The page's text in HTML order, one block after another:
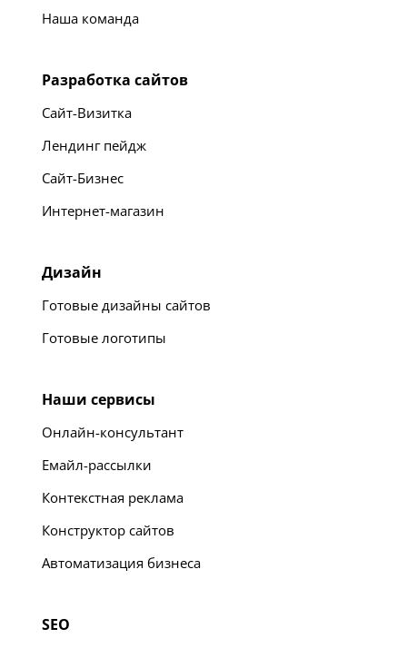
Наша команда
Разработка сайтов
Сайт-Визитка
Лендинг пейдж
Сайт-Бизнес
Интернет-магазин
Дизайн
Готовые дизайны сайтов
Готовые логотипы
Наши сервисы
Онлайн-консультант
Емайл-рассылки
Контекстная реклама
Конструктор сайтов
Автоматизация бизнеса
SEO